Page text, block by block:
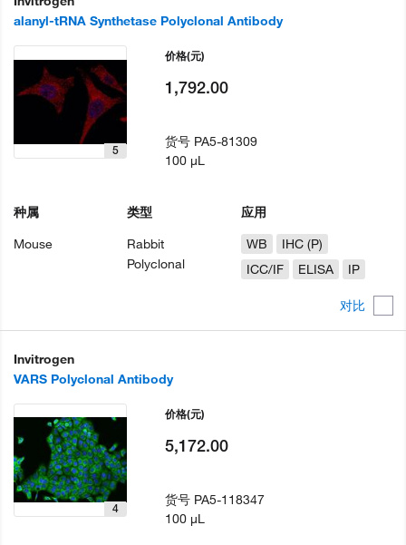
alanyl-tRNA Synthetase Polyclonal Antibody
对比
5
种属
Mouse
类型
Rabbit
Polyclonal
应用
WB
IHC (P)
ICC/IF
ELISA IP
价格(元)
1,792.00
货号 PA5-81309
100 µL
Invitrogen
VARS Polyclonal Antibody
4
价格(元)
5,172.00
货号 PA5-118347
100 µL